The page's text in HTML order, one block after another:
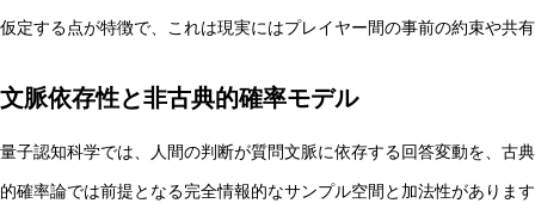
仮定する点が特徴で、これは現実にはプレイヤー間の事前の約束や共
文脈依存性と非古典的確率モデル
量子認知科学では、人間の判断が質問文脈に依存する回答変動を、古
的確率論では前提となる完全情報的なサンプル空間と加法性がありま